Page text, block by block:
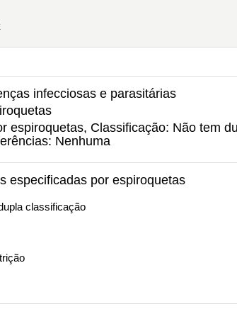
infecciosas e parasitárias
espiroquetas, Classificação: Não tem
Nenhuma
especificadas por espiroquetas
classificação